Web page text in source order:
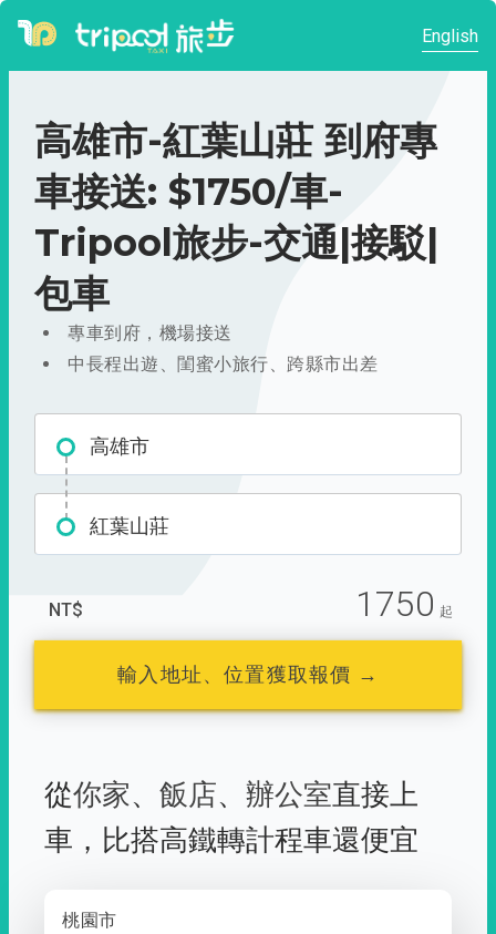
English
高雄市-紅葉山莊 到府專
車接送: $1750/車-
Tripool旅步-交通|接駁|
包車
專車到府，機場接送
中長程出遊、閨蜜小旅行、跨縣市出差
高雄市
紅葉山莊
NT$ 1750 起
輸入地址、位置獲取報價 →
從你家、 飯店、 辦公室直接上
車， 比搭高鐵轉計程車還便宜
桃園市